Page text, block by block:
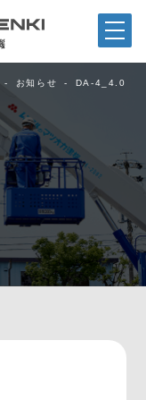
お知らせ DA-4_4.0